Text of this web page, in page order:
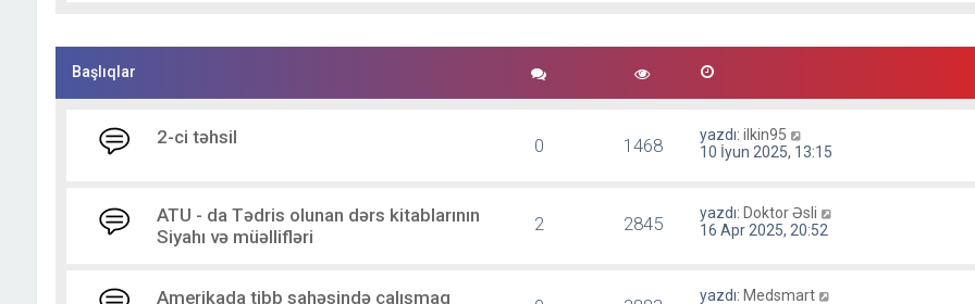
Başlıqlar
2-ci təhsil 0 1468 yazdı:ilkin95
10 İyun 2025, 13:15
ATU - da Tədris olunan dərs kitablarının
Siyahı və müəllifləri
2 2845 yazdı: Doktor Əsli
16 Apr 2025, 20:52
Amerikada tibb sahəsində çalışmaq yazdı: Medsmart